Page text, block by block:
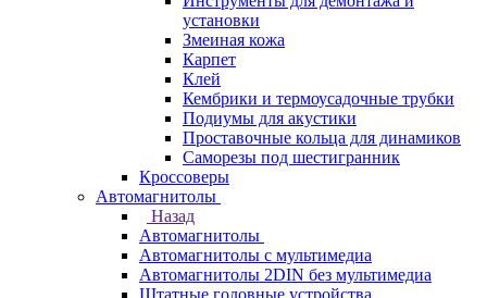
установки
Змеиная кожа
Карпет
Клей
Кембрики и термоусадочные трубки
Подиумы для акустики
Проставочные кольца для динамиков
Саморезы под шестигранник
Кроссоверы
Автомагнитолы
Назад
Автомагнитолы
Автомагнитолы с мультимедиа
Автомагнитолы 2DIN без мультимедиа
Штатные головные устройства